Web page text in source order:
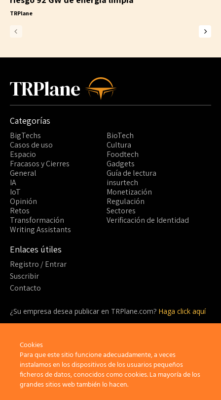
TRPlane
TRPlane
Categorías
BigTechs
BioTech
Casos de uso
Cultura
Espacio
Foodtech
Fracasos y Cierres
Gadgets
General
Guía de lectura
IA
insurtech
IoT
Monetización
Opinión
Regulación
Retos
Sectores
Transformación
Verificación de Identidad
Writing Assistants
Enlaces útiles
Registro / Entrar
Suscribir
Contacto
¿Su empresa desea publicar en TRPlane.com? Haga click aquí
¡Sea parte de la comunidad detrás de TRPlane y disfrute de un
sinfín de beneficios!
Suscribir
Cookies
Para que este sitio funcione adecuadamente, a veces
instalamos en los dispositivos de los usuarios pequeños
ficheros de datos, conocidos como cookies. La mayoría de los
grandes sitios web también lo hacen.